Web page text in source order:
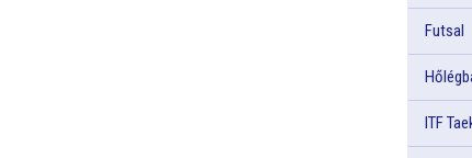
Futsal
ITF